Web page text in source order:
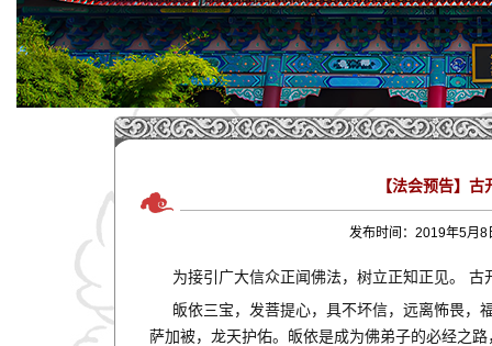
【法会预告】
发布时间：2019年5月
为接引广大信众正闻佛法，树立正知正见。 古
皈依三宝，发菩提心，具不坏信，远离怖畏，
萨加被，龙天护佑。皈依是成为佛弟子的必经之